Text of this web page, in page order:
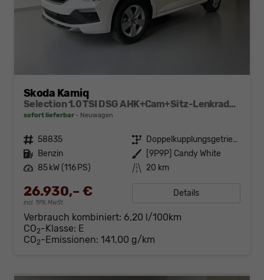
Skoda Kamiq
Selection 1.0 TSI DSG AHK+Cam+Sitz-Lenkradheiz+Sunset+Kessy+AppConnect+Alu16
sofort lieferbar Neuwagen
Fahrzeugnr. 58835 Getriebe
Doppelkupplungsgetriebe (DSG)
Kraftstoff Benzin Außenfarbe
[9P9P] Candy White
Leistung 85 kW (116 PS) Kilometerstand 20 km
26.930,– €
incl. 19% MwSt.
Details
Verbrauch kombiniert: 6,20 l/100km
CO2-Klasse: E
CO2-Emissionen: 141,00 g/km